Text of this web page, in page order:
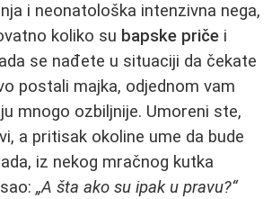
i neonatološka intenzivna nega,
koliko su bapske priče i
se nađete u situaciji da čekate
postali majka, odjednom vam
mnogo ozbiljnije. Umoreni ste,
a pritisak okoline ume da bude
iz nekog mračnog kutka
„A šta ako su ipak u pravu?“